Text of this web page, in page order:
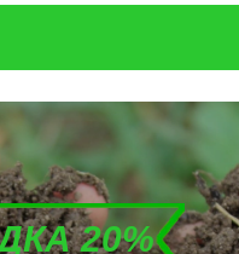
20%
20%
20%